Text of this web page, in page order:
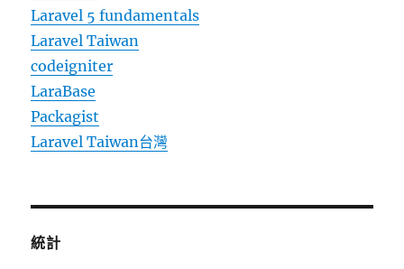
Laravel 5 fundamentals
Laravel Taiwan
codeigniter
LaraBase
Packagist
Laravel Taiwan台灣
統計